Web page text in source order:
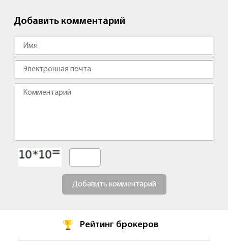
Добавить комментарий
Добавить комментарий
Рейтинг брокеров